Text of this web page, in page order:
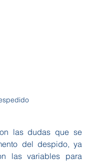
del despido, ya
las variables para